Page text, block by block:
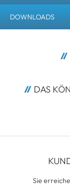
DOWNLOADS
DAS
Sie